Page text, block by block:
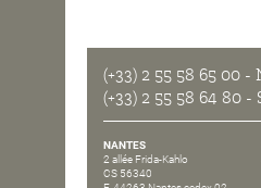
(+33) 2 55 58 65 00 -
(+33) 2 55 58 64 80 -
NANTES
2 allée Frida-Kahlo
CS 56340